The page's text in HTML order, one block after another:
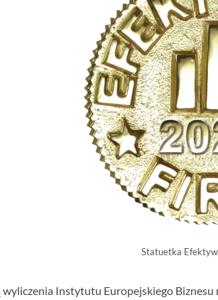
Statuetka
Instytutu Europejskiego